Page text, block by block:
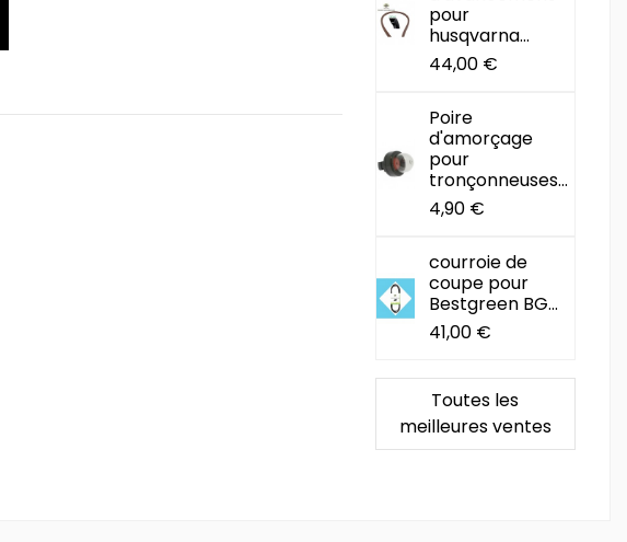
pour
husqvarna...
44,00 €
Poire
d'amorçage
pour
tronçonneuses...
4,90 €
courroie de
coupe pour
Bestgreen BG...
41,00 €
Toutes les
meilleures ventes